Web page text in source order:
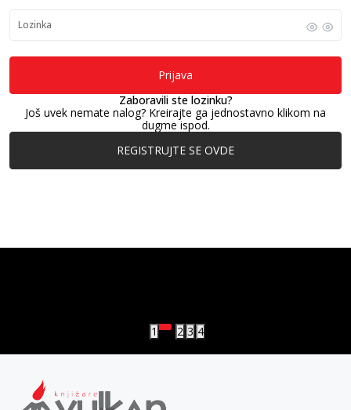
Lozinka
Prijava
Zaboravili ste lozinku?
Još uvek nemate nalog? Kreirajte ga jednostavno klikom na
dugme ispod.
REGISTRUJTE SE OVDE
1 2 3 4